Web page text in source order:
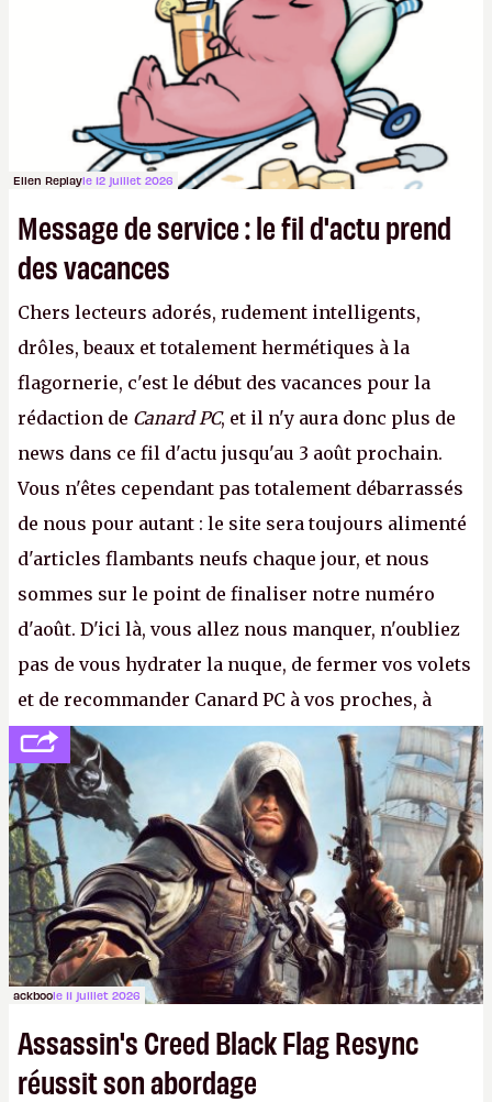
aux adultes, qui ne sont jamais que des enfants
avec du pouvoir d'achat.P.
Ellen Replayle 12 juillet 2026
Message de service : le fil d'actu prend
des vacances
Chers lecteurs adorés, rudement intelligents,
drôles, beaux et totalement hermétiques à la
flagornerie, c'est le début des vacances pour la
rédaction de Canard PC, et il n'y aura donc plus de
news dans ce fil d'actu jusqu'au 3 août prochain.
Vous n'êtes cependant pas totalement débarrassés
de nous pour autant : le site sera toujours alimenté
d'articles flambants neufs chaque jour, et nous
sommes sur le point de finaliser notre numéro
d'août. D'ici là, vous allez nous manquer, n'oubliez
pas de vous hydrater la nuque, de fermer vos volets
et de recommander Canard PC à vos proches, à
votre famille et aux inconnus que vous croisez
dans la rue. Bon été à tous ! –ER.
ackboole 11 juillet 2026
Assassin's Creed Black Flag Resync
réussit son abordage